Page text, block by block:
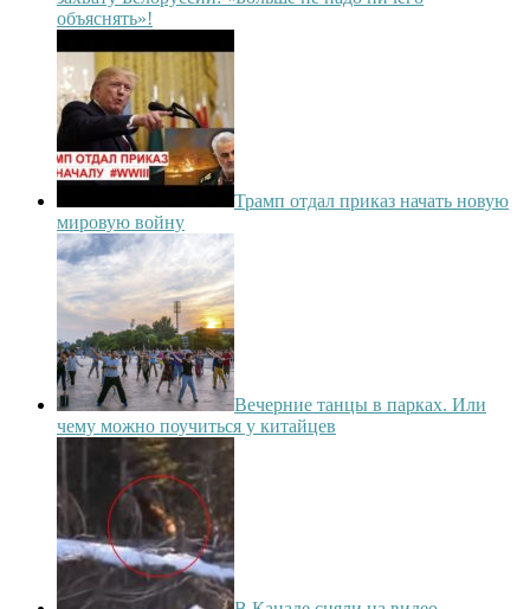
объяснять»!
Трамп отдал приказ начать новую
мировую войну
Вечерние танцы в парках. Или
чему можно поучиться у китайцев